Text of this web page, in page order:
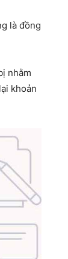
là đồng
nhằm
khoản